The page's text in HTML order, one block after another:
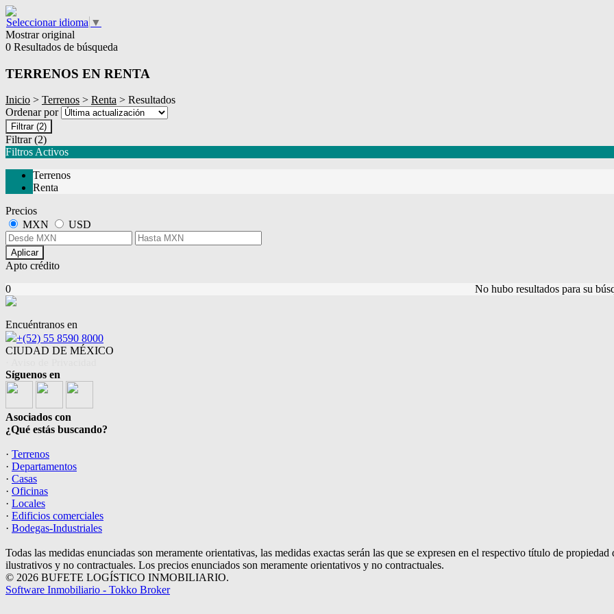
Seleccionar idioma ▼
Mostrar original
0 Resultados de búsqueda
TERRENOS EN RENTA
Inicio > Terrenos > Renta > Resultados
Ordenar por
Filtrar (2)
Filtrar (2)
Filtros Activos
Terrenos
Renta
Precios
MXN
USD
Aplicar
Apto crédito
No hubo resultados para su
0
Encuéntranos en
+(52) 55 8590 8000
CIUDAD DE MÉXICO
Síguenos en
Asociados con
¿Qué estás buscando?
· Terrenos
· Departamentos
· Casas
· Oficinas
· Locales
· Edificios comerciales
· Bodegas-Industriales
Todas las medidas enunciadas son meramente orientativas, las medidas exactas serán las que se expresen en el respectivo título de
ilustrativos y no contractuales. Los precios enunciados son meramente orientativos y no contractuales.
© 2026 BUFETE LOGÍSTICO INMOBILIARIO.
Software Inmobiliario - Tokko Broker